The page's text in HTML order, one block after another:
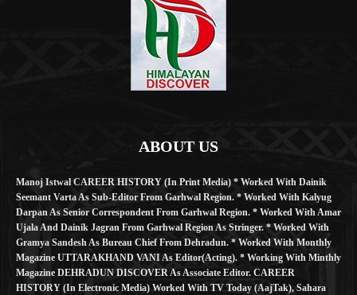
ABOUT US
Manoj Istwal CAREER HISTORY (in Print Media) * Worked With Dainik
Seemant Varta As Sub-Editor From Garhwal Region. * Worked With Kalyug
Darpan As Senior Correspondent From Garhwal Region. * Worked With Amar
Ujala And Dainik Jagran From Garhwal Region As Stringer. * Worked With
Gramya Sandesh As Bureau Chief From Dehradun. * Worked With Monthly
Magazine UTTARAKHAND VANI As Editor(Acting). * Working With Minthly
Magazine DEHRADUN DISCOVER As Associate Editor. CAREER
HISTORY (in Electronic Media) Worked With TV Today (AajTak), Sahara